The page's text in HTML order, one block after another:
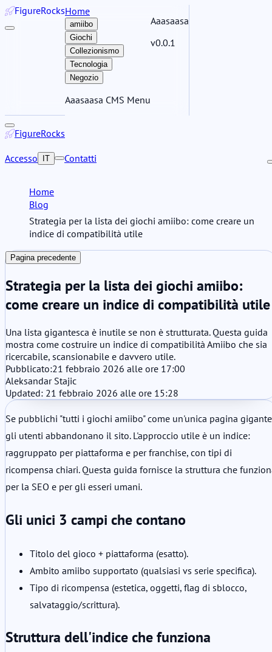
FigureRocksHome
amiibo
Giochi
Collezionismo
Tecnologia
Negozio
Aaasaasa CMS Menu
Aaasaasa
v0.0.1
FigureRocks
Accesso IT Contatti
Home
Blog
Strategia per la lista dei giochi amiibo: come creare un
indice di compatibilità utile
Pagina precedente
Strategia per la lista dei giochi amiibo:
come creare un indice di compatibilità utile
Una lista gigantesca è inutile se non è strutturata. Questa guida
mostra come costruire un indice di compatibilità Amiibo che sia
ricercabile, scansionabile e davvero utile.
Pubblicato:21 febbraio 2026 alle ore 17:00
Aleksandar Stajic
Updated: 21 febbraio 2026 alle ore 15:28
Se pubblichi "tutti i giochi amiibo" come un'unica pagina
gli utenti abbandonano il sito. L'approccio utile è un indice:
raggruppato per piattaforma e per franchise, con tipi di
ricompensa chiari. Questa guida fornisce la struttura che
per la SEO e per gli esseri umani.
Gli unici 3 campi che contano
Titolo del gioco + piattaforma (esatto).
Ambito amiibo supportato (qualsiasi vs serie specifica).
Tipo di ricompensa (estetica, oggetti, flag di sblocco,
salvataggio/scrittura).
Struttura dell'indice che funziona